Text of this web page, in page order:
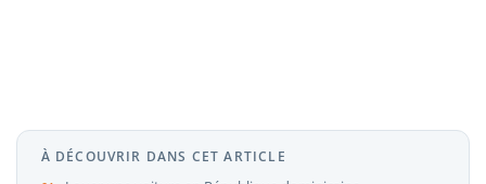
À DÉCOUVRIR DANS CET ARTICLE